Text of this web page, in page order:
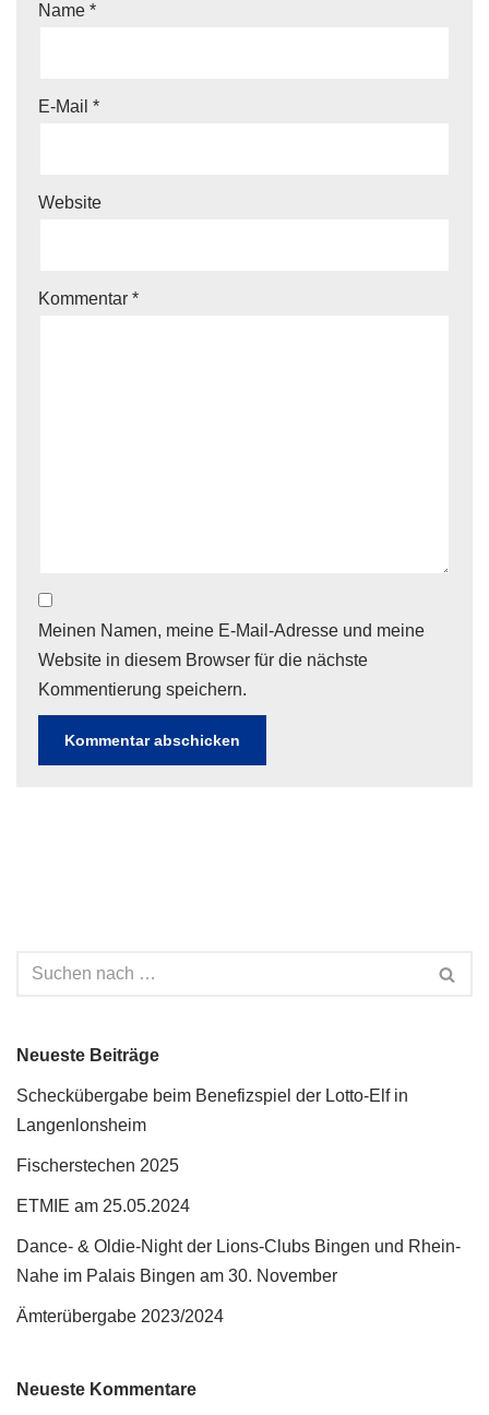
Name *
E-Mail *
Website
Kommentar *
Meinen Namen, meine E-Mail-Adresse und meine
Website in diesem Browser für die nächste
Kommentierung speichern.
Neueste Beiträge
Scheckübergabe beim Benefizspiel der Lotto-Elf in
Langenlonsheim
Fischerstechen 2025
ETMIE am 25.05.2024
Dance- & Oldie-Night der Lions-Clubs Bingen und Rhein-
Nahe im Palais Bingen am 30. November
Ämterübergabe 2023/2024
Neueste Kommentare